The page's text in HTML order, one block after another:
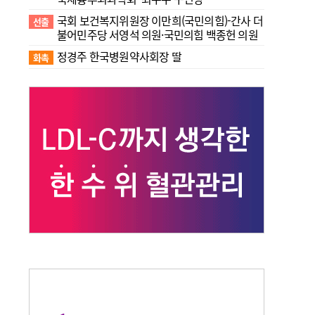
선출 국회 보건복지위원장 이만희(국민의힘)-간사 더
불어민주당 서영석 의원·국민의힘 백종헌 의원
화촉 정경주 한국병원약사회장 딸